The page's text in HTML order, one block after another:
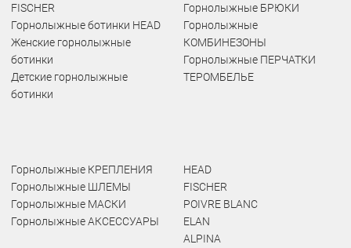
FISCHER
Горнолыжные ботинки HEAD
Женские горнолыжные
ботинки
Детские горнолыжные
ботинки
Горнолыжные БРЮКИ
Горнолыжные
КОМБИНЕЗОНЫ
Горнолыжные ПЕРЧАТКИ
ТЕРОМБЕЛЬЕ
Горнолыжные КРЕПЛЕНИЯ
Горнолыжные ШЛЕМЫ
Горнолыжные МАСКИ
Горнолыжные АКСЕССУАРЫ
HEAD
FISCHER
POIVRE BLANC
ELAN
ALPINA